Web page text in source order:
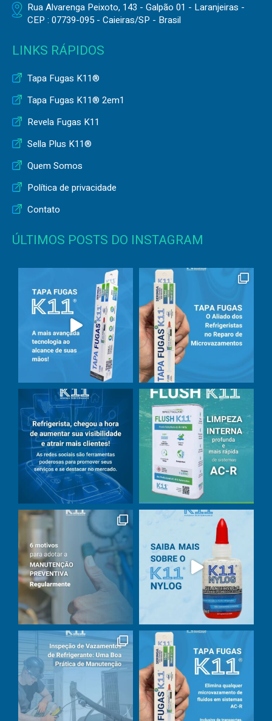
Rua Alvarenga Peixoto, 143 - Galpão 01 - Laranjeiras -
CEP : 07739-095 - Caieiras/SP - Brasil
LINKS RÁPIDOS
Tapa Fugas K11®
Tapa Fugas K11® 2em1
Revela Fugas K11
Sella Plus K11®
Quem Somos
Política de privacidade
Contato
ÚLTIMOS POSTS DO INSTAGRAM